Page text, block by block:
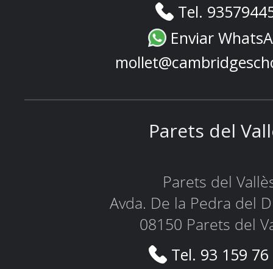
Tel.
Enviar
Parets del
Parets del
Avda. De la Pedra del
08150 Parets del
Tel. 93 159